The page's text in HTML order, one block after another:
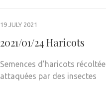
19 JULY 2021
2021/01/24 Haricots
Semences d’haricots
attaquées par des insectes